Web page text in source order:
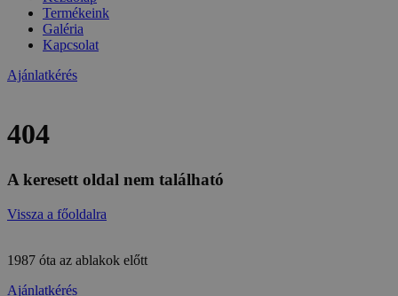
Termékeink
Galéria
Kapcsolat
Ajánlatkérés
404
A keresett oldal nem található
Vissza a főoldalra
1987 óta az ablakok előtt
Ajánlatkérés